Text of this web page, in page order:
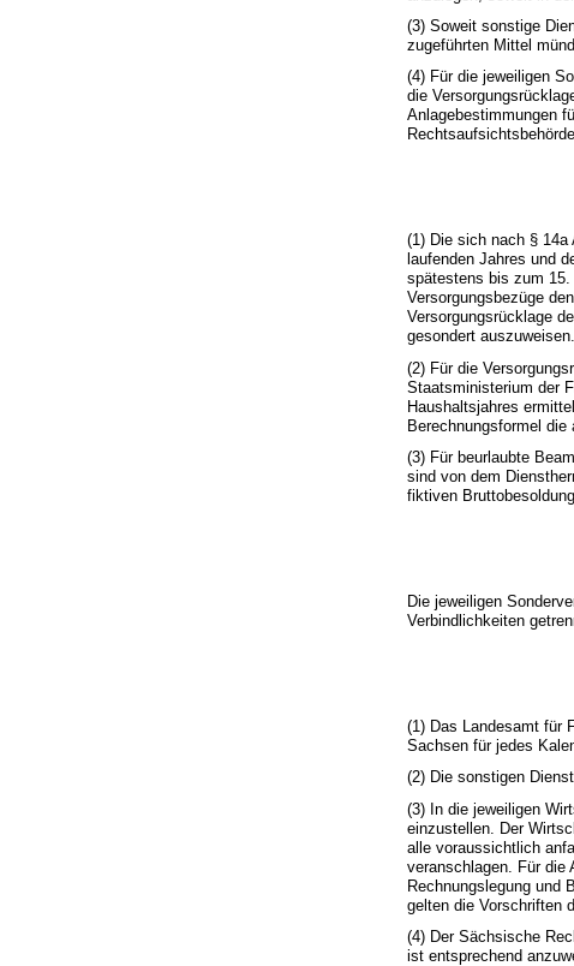
(3) Soweit sonstige
zugeführten Mittel
(4) Für die jeweiligen
die
Anlagebestimmungen
(1) Die sich nach § 14a
laufenden Jahres und
spätestens bis zum
Versorgungsbezüge
Versorgungsrücklage
gesondert auszuweisen.
(2) Für die
Staatsministerium der
Haushaltsjahres
Berechnungsformel die
(3) Für beurlaubte
sind von dem
fiktiven
Die jeweiligen
Verbindlichkeiten
(1) Das Landesamt für
Sachsen für jedes
(2) Die sonstigen
(3) In die jeweiligen
einzustellen. Der
alle voraussichtlich
veranschlagen. Für die
Rechnungslegung und
gelten die Vorschriften
(4) Der Sächsische
ist entsprechend